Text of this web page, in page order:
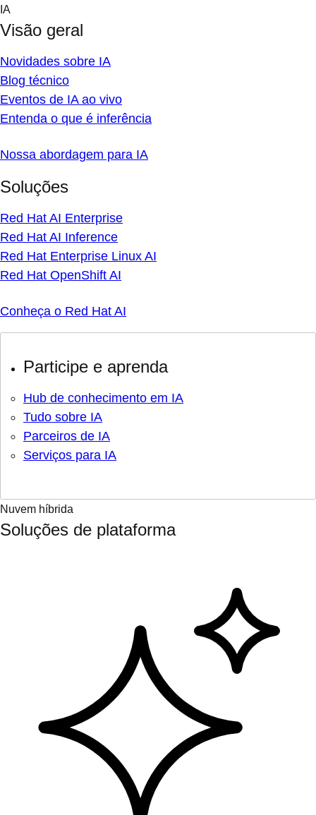
Skip
content
IA
Visão geral
Novidades sobre IA
Blog técnico
Eventos de IA ao vivo
Entenda o que é inferência
Nossa abordagem para IA
Soluções
Red Hat AI Enterprise
Red Hat AI Inference
Red Hat Enterprise Linux AI
Red Hat OpenShift AI
Conheça o Red Hat AI
Participe e aprenda
Hub de conhecimento em IA
Tudo sobre IA
Parceiros de IA
Serviços para IA
Nuvem híbrida
Soluções de plataforma